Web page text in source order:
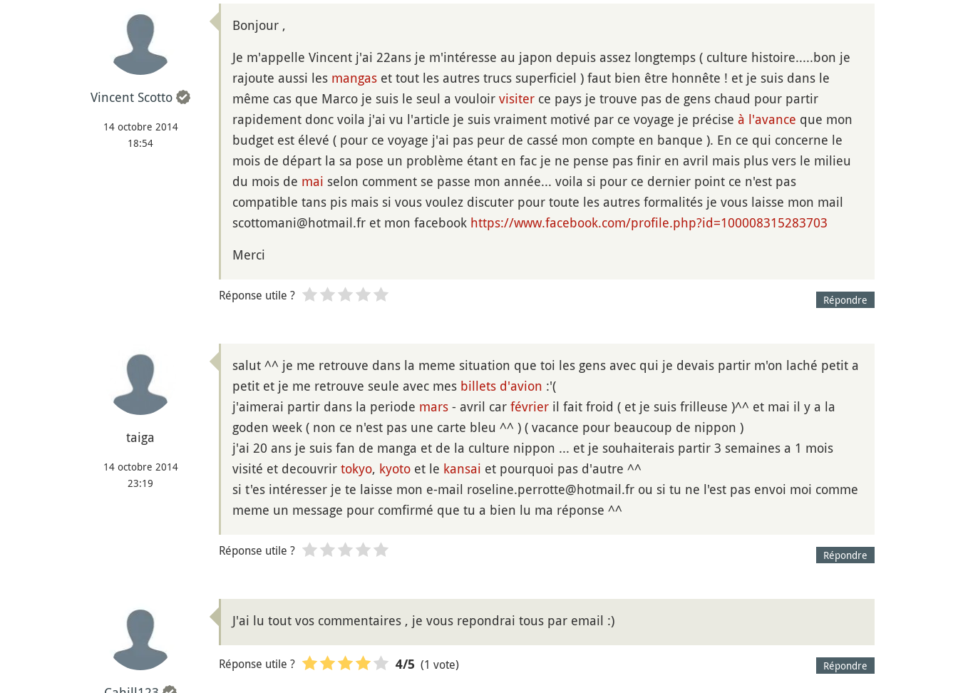
Vincent Scotto
14 octobre 2014
18:54
Bonjour ,
Je m'appelle Vincent j'ai 22ans je m'intéresse au japon depuis assez longtemps ( culture histoire.....bon je
rajoute aussi les mangas et tout les autres trucs superficiel ) faut bien être honnête ! et je suis dans le
même cas que Marco je suis le seul a vouloir visiter ce pays je trouve pas de gens chaud pour partir
rapidement donc voila j'ai vu l'article je suis vraiment motivé par ce voyage je précise à l'avance que mon
budget est élevé ( pour ce voyage j'ai pas peur de cassé mon compte en banque ). En ce qui concerne le
mois de départ la sa pose un problème étant en fac je ne pense pas finir en avril mais plus vers le milieu
du mois de mai selon comment se passe mon année... voila si pour ce dernier point ce n'est pas
compatible tans pis mais si vous voulez discuter pour toute les autres formalités je vous laisse mon mail
scottomani@hotmail.fr et mon facebook https://www.facebook.com/profile.php?id=100008315283703
Merci
Répondre
Réponse utile ?
taiga
14 octobre 2014
23:19
salut ^^ je me retrouve dans la meme situation que toi les gens avec qui je devais partir m'on laché petit a
petit et je me retrouve seule avec mes billets d'avion :'(
j'aimerai partir dans la periode mars - avril car février il fait froid ( et je suis frilleuse )^^ et mai il y a la
goden week ( non ce n'est pas une carte bleu ^^ ) ( vacance pour beaucoup de nippon )
j'ai 20 ans je suis fan de manga et de la culture nippon ... et je souhaiterais partir 3 semaines a 1 mois
visité et decouvrir tokyo, kyoto et le kansai et pourquoi pas d'autre ^^
si t'es intéresser je te laisse mon e-mail roseline.perrotte@hotmail.fr ou si tu ne l'est pas envoi moi comme
meme un message pour comfirmé que tu a bien lu ma réponse ^^
Répondre
Réponse utile ?
J'ai lu tout vos commentaires , je vous repondrai tous par email :)
Répondre
Réponse utile ? 4/5 (1 vote)